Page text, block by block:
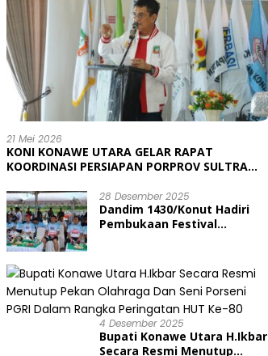
21 Mei 2026
KONI KONAWE UTARA GELAR RAPAT
KOORDINASI PERSIAPAN PORPROV SULTRA
28 Desember 2025
Dandim 1430/Konut Hadiri
Pembukaan Festival
Kabupaten Konawe Utara
4 Desember 2025
Bupati Konawe Utara H.Ikbar
Secara Resmi Menutup